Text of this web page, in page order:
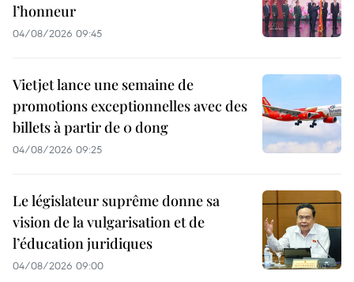
l’honneur
04/08/2026 09:45
Vietjet lance une semaine de
promotions exceptionnelles avec des
billets à partir de 0 dong
04/08/2026 09:25
Le législateur suprême donne sa
vision de la vulgarisation et de
l’éducation juridiques
04/08/2026 09:00